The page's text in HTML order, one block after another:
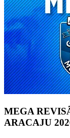
MEGA
ARACAJU